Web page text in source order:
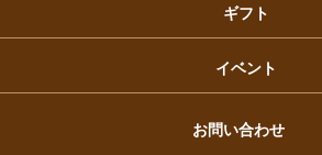
ギフト
イベント
お問い合わせ